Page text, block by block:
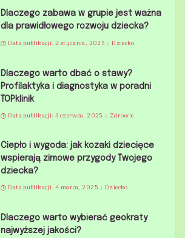
Dlaczego zabawa w grupie jest ważna
dla prawidłowego rozwoju dziecka?
Data publikacji: 2 stycznia, 2025 Dziecko
Dlaczego warto dbać o stawy?
Profilaktyka i diagnostyka w poradni
TOPklinik
Data publikacji: 3 czerwca, 2025 Zdrowie
Ciepło i wygoda: jak kozaki dziecięce
wspierają zimowe przygody Twojego
dziecka?
Data publikacji: 4 marca, 2025 Dziecko
Dlaczego warto wybierać geokraty
najwyższej jakości?